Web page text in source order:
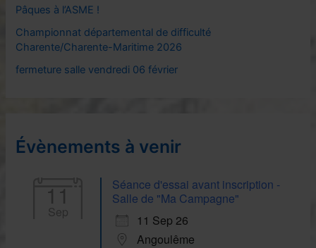
rPâques à l’ASME !
Championnat départemental de difficulté
Charente/Charente-Maritime 2026
fermeture salle vendredi 06 février
Évènements à venir
11
Sep
Séance d'essai avant inscription -
Salle de "Ma Campagne"
11 Sep 26
Angoulême